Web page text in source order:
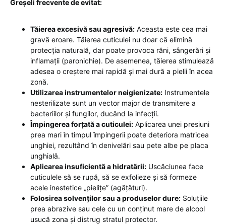
Greșeli frecvente de evitat:
Tăierea excesivă sau agresivă: Aceasta este cea mai
gravă eroare. Tăierea cuticulei nu doar că elimină
protecția naturală, dar poate provoca răni, sângerări și
inflamații (paronichie). De asemenea, tăierea stimulează
adesea o creștere mai rapidă și mai dură a pielii în acea
zonă.
Utilizarea instrumentelor neigienizate: Instrumentele
nesterilizate sunt un vector major de transmitere a
bacteriilor și fungilor, ducând la infecții.
Împingerea forțată a cuticulei: Aplicarea unei presiuni
prea mari în timpul împingerii poate deteriora matricea
unghiei, rezultând în denivelări sau pete albe pe placa
unghială.
Aplicarea insuficientă a hidratării: Uscăciunea face
cuticulele să se rupă, să se exfolieze și să formeze
acele inestetice „pielițe” (agățături).
Folosirea solvenților sau a produselor dure: Soluțiile
prea abrazive sau cele cu un conținut mare de alcool
usucă zona și distrug stratul protector.